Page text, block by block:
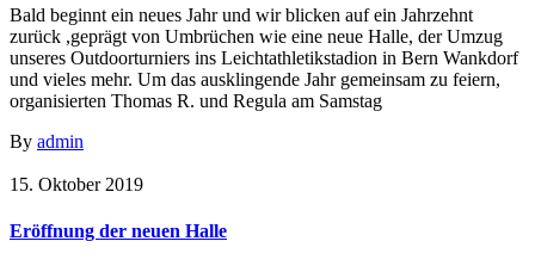
Bald beginnt ein neues Jahr und wir blicken auf ein Jahrzehnt
zurück ,geprägt von Umbrüchen wie eine neue Halle, der Umzug
unseres Outdoorturniers ins Leichtathletikstadion in Bern Wankdorf
und vieles mehr. Um das ausklingende Jahr gemeinsam zu feiern,
organisierten Thomas R. und Regula am Samstag
By admin
15. Oktober 2019
Eröffnung der neuen Halle